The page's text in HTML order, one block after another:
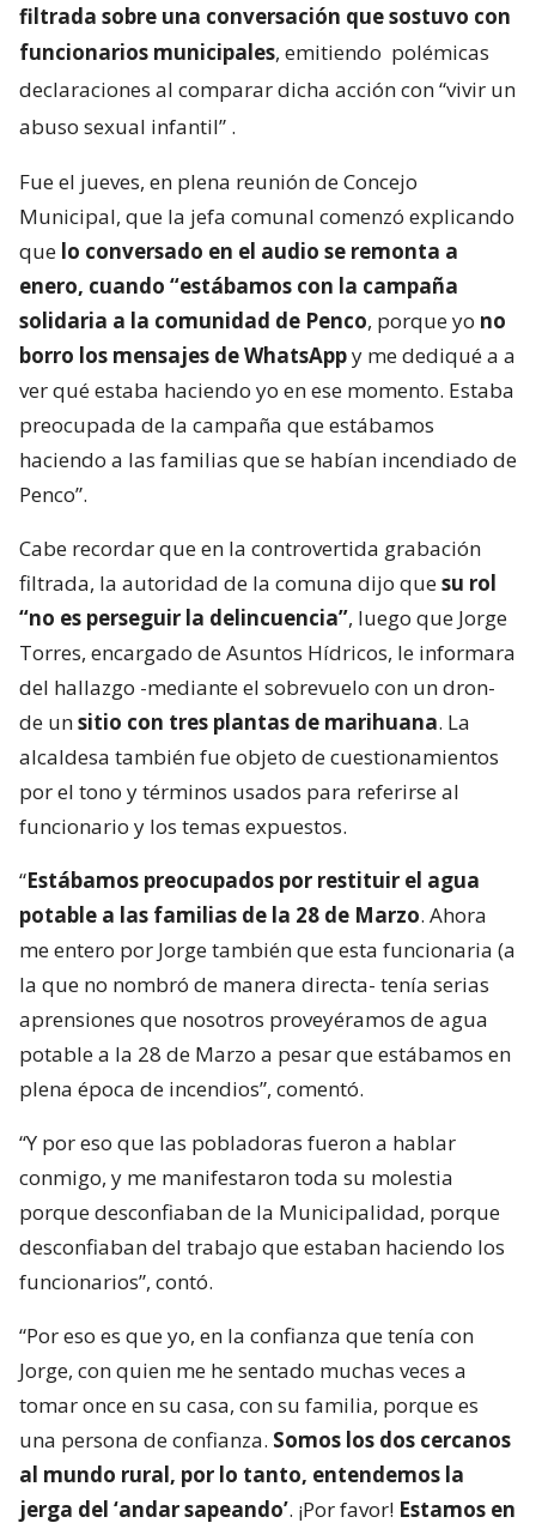
filtrada sobre una conversación que sostuvo con
funcionarios municipales, emitiendo polémicas
declaraciones al comparar dicha acción con “vivir un
abuso sexual infantil” .
Fue el jueves, en plena reunión de Concejo
Municipal, que la jefa comunal comenzó explicando
que lo conversado en el audio se remonta a
enero, cuando “estábamos con la campaña
solidaria a la comunidad de Penco, porque yo no
borro los mensajes de WhatsAppy me dediqué a a
ver qué estaba haciendo yo en ese momento. Estaba
preocupada de la campaña que estábamos
haciendo a las familias que se habían incendiado de
Penco”.
Cabe recordar que en la controvertida grabación
filtrada, la autoridad de la comuna dijo quesu rol
“no es perseguir la delincuencia”, luego que Jorge
Torres, encargado de Asuntos Hídricos, le informara
del hallazgo -mediante el sobrevuelo con un dron-
de unsitio con tres plantas de marihuana. La
alcaldesa también fue objeto de cuestionamientos
por el tono y términos usados para referirse al
funcionario y los temas expuestos.
“Estábamos preocupados por restituir el agua
potable a las familias de la 28 de Marzo. Ahora
me entero por Jorge también que esta funcionaria (a
la que no nombró de manera directa- tenía serias
aprensiones que nosotros proveyéramos de agua
potable a la 28 de Marzo a pesar que estábamos en
plena época de incendios”, comentó.
“Y por eso que las pobladoras fueron a hablar
conmigo, y me manifestaron toda su molestia
porque desconfiaban de la Municipalidad, porque
desconfiaban del trabajo que estaban haciendo los
funcionarios”, contó.
“Por eso es que yo, en la confianza que tenía con
Jorge, con quien me he sentado muchas veces a
tomar once en su casa, con su familia, porque es
una persona de confianza. Somos los dos cercanos
al mundo rural, por lo tanto, entendemos la
jerga del ‘andar sapeando’. ¡Por favor! Estamos en